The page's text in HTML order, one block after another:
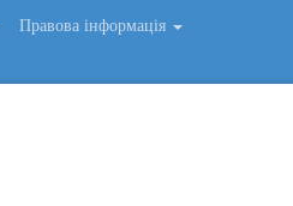
Правова інформація